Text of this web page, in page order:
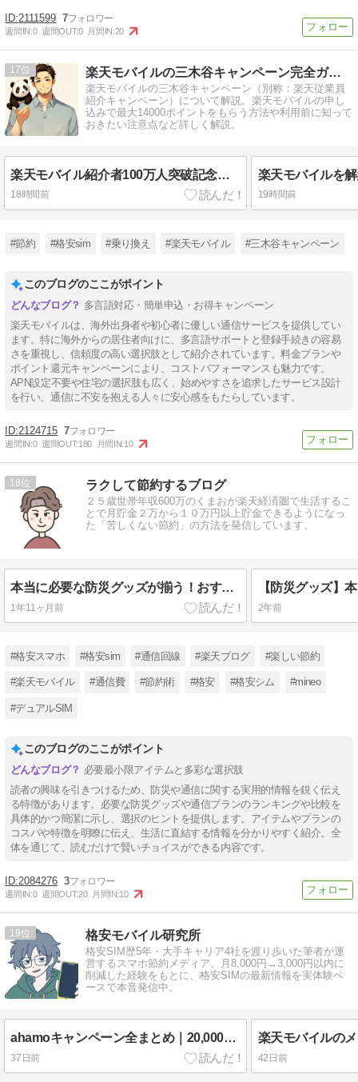
2111599 7
週間IN:0 週間OUT:0 月間IN:20
17 楽天モバイルの三木谷キャンペーン完全ガイド
楽天モバイルの三木谷キャンペーン（別称：楽天従業員
紹介キャンペーン）について解説。楽天モバイルの申し
込みで最大14000ポイントをもらう方法や利用前に知って
おきたい注意点など詳しく解説。
楽天モバイル紹介者100万人突破記念キャンペーンはハズレなし!最大10万ポイントの条件を解説【2026年8月最新】
18時間前 19時間前
#節約 #格安sim #乗り換え #楽天モバイル #三木谷キャンペーン
このブログのここがポイント
多言語対応・簡単申込・お得キャンペーン
楽天モバイルは、海外出身者や初心者に優しい通信サービスを提供してい
ます。特に海外からの居住者向けに、多言語サポートと登録手続きの容易
さを重視し、信頼度の高い選択肢として紹介されています。料金プランや
ポイント還元キャンペーンにより、コストパフォーマンスも魅力です。
APN設定不要や住宅の選択肢も広く、始めやすさを追求したサービス設計
を行い、通信に不安を抱える人々に安心感をもたらしています。
2124715 7
週間IN:0 週間OUT:180 月間IN:10
18 ラクして節約するブログ
２５歳世帯年収600万のくまおが楽天経済圏で生活するこ
とで月貯金２万から１０万円以上貯金できるようになっ
た「苦しくない節約」の方法を発信しています。
本当に必要な防災グッズが揃う！おすすめ防災セット3選！
1年11ヶ月前 2年前
#格安スマホ #格安sim #通信回線 #楽天ブログ #楽しい節約
#楽天モバイル #通信費 #節約術 #格安 #格安シム #mineo
#デュアルSIM
このブログのここがポイント
必要最小限アイテムと多彩な選択肢
読者の興味を引きつけるため、防災や通信に関する実用的情報を鋭く伝え
る特徴があります。必要な防災グッズや通信プランのランキングや比較を
具体的かつ簡潔に示し、選択のヒントを提供します。アイテムやプランの
コスパや特徴を明瞭に伝え、生活に直結する情報を分かりやすく紹介。全
体を通じて、読むだけで賢いチョイスができる内容です。
2084276 3
週間IN:0 週間OUT:20 月間IN:10
19 格安モバイル研究所
格安SIM歴5年・大手キャリア4社を渡り歩いた筆者が運
営するスマホ節約メディア。月8,000円→3,000円以内に
削減した経験をもとに、格安SIMの最新情報を実体験ベ
ースで本音発信中。
ahamoキャンペーン全まとめ｜20,000pt乗り換え特典を状況別に最速診断
37日前 42日前